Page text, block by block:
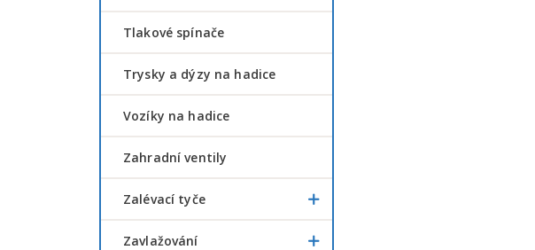
Tlakové spínače
Trysky a dýzy na hadice
Vozíky na hadice
Zahradní ventily
Zalévací tyče
Zavlažování